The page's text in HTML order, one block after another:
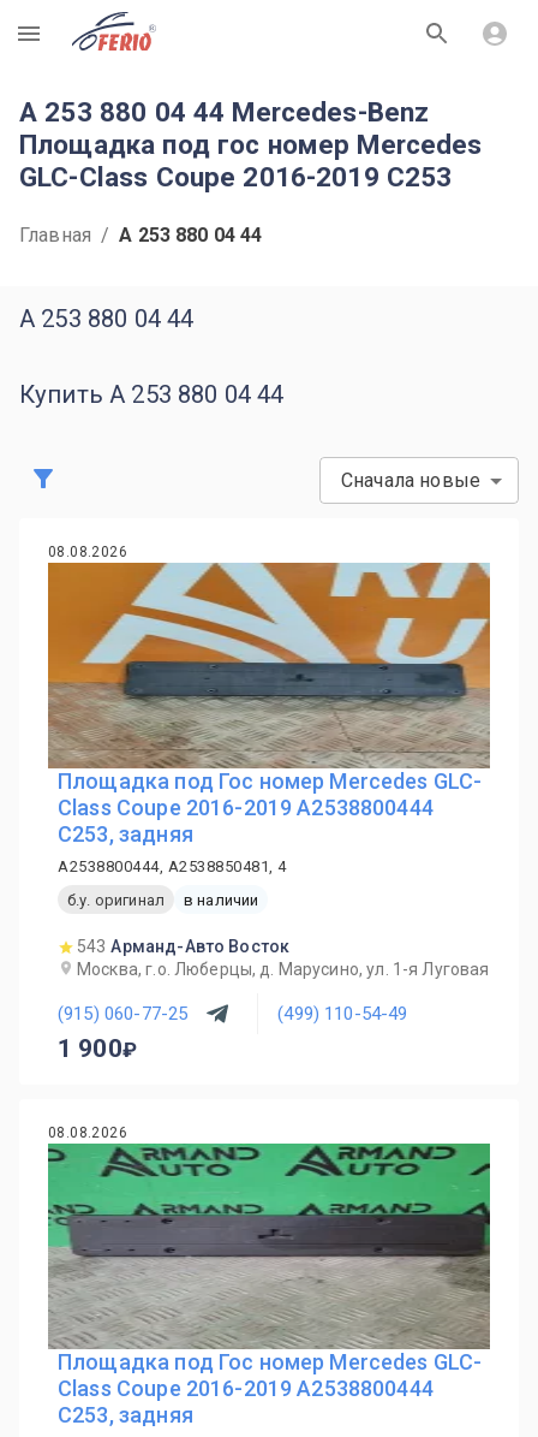
R
A 253 880 04 44 Mercedes-Benz
Площадка под гос номер Mercedes
GLC-Class Coupe 2016-2019 C253
Главная / A 253 880 04 44
A 253 880 04 44
Купить A 253 880 04 44
Сначала новые
08.08.2026
Площадка под Гос номер Mercedes GLC-
Class Coupe 2016-2019 A2538800444
C253, задняя
A2538800444, A2538850481, 4
б.у. оригинал
в наличии
543 Арманд-Авто Восток
Москва, г.о. Люберцы, д. Марусино, ул. 1-я Луговая
(915) 060-77-25 (499) 110-54-49
1 900
08.08.2026
Площадка под Гос номер Mercedes GLC-
Class Coupe 2016-2019 A2538800444
C253, задняя